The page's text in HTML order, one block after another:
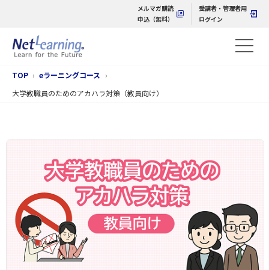
メルマガ購読
申込（無料）
受講者・管理者用
ログイン
TOP
eラーニングコース
大学教職員のためのアカハラ対策（教員向け）